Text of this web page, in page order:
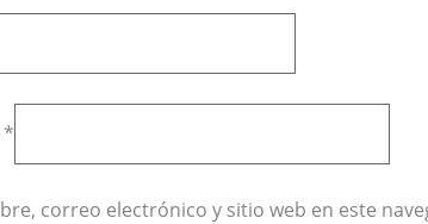
*
correo electrónico y sitio web en este